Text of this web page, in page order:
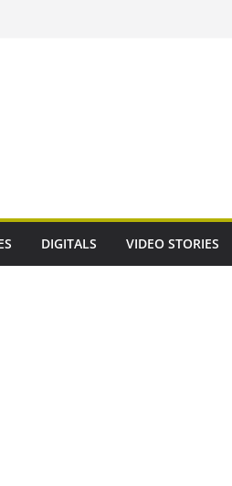
DIGITALS VIDEO STORIES